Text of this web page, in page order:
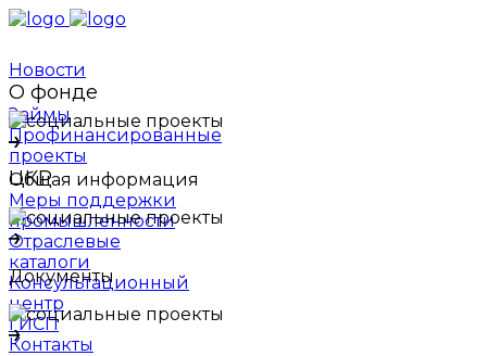
Новости
О фонде
Займы
Профинансированные
проекты
ЦКР
Меры поддержки
промышленности
Отраслевые
каталоги
Консультационный
центр
ГИСП
Контакты
Общая информация
Документы